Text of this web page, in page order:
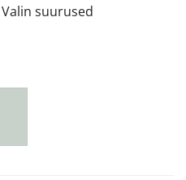
Valin suurused